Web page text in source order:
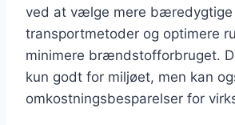
ved at vælge mere bæredygtige
transportmetoder og optimere
minimere brændstofforbruget.
kun godt for miljøet, men kan
omkostningsbesparelser for